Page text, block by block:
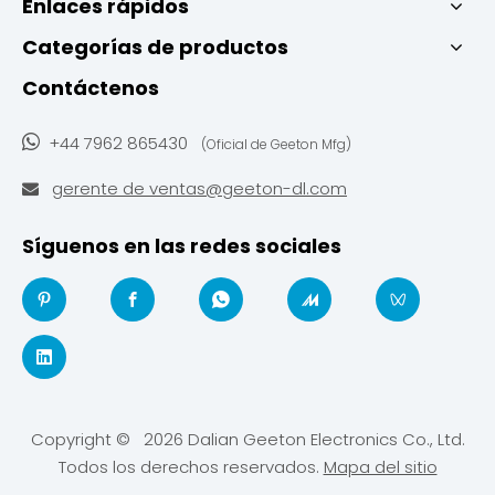
Enlaces rápidos
Categorías de productos
Contáctenos
 +44 7962 865430 (Oficial de Geeton Mfg)
 gerente de ventas@geeton-dl.com
Síguenos en las redes sociales
Copyright © 2026 Dalian Geeton Electronics Co., Ltd.
Todos los derechos reservados. Mapa del sitio